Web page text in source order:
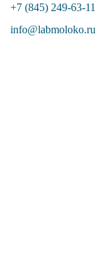
+7 (845) 249-63-11
info@labmoloko.ru